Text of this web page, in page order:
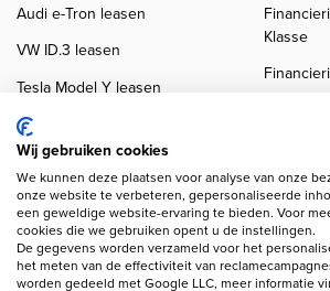
Audi e-Tron leasen
VW ID.3 leasen
Tesla Model Y leasen
VW ID.4 leasen
Klasse
Wij gebruiken cookies
We kunnen deze plaatsen voor analyse van onze
onze website te verbeteren, gepersonaliseerde
een geweldige website-ervaring te bieden. Voor
cookies die we gebruiken opent u de instellingen.
De gegevens worden verzameld voor het
het meten van de effectiviteit van
worden gedeeld met Google LLC, meer informatie